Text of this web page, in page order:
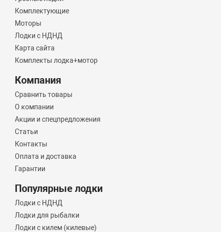
Комплектующие
Моторы
Лодки с НДНД
Карта сайта
Комплекты лодка+мотор
Компания
Сравнить товары
О компании
Акции и спецпредложения
Статьи
Контакты
Оплата и доставка
Гарантии
Популярные лодки
Лодки с НДНД
Лодки для рыбалки
Лодки с килем (килевые)